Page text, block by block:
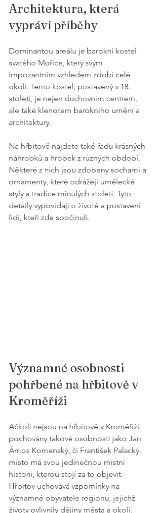
Architektura, která
vypráví příběhy
Dominantou areálu je barokní kostel
svatého Mořice, který svým
impozantním vzhledem zdobí celé
okolí. Tento kostel, postavený v 18.
století, je nejen duchovním centrem,
ale také klenotem barokního umění a
architektury.
Na hřbitově najdete také řadu krásných
náhrobků a hrobek z různých období.
Některé z nich jsou zdobeny sochami a
ornamenty, které odrážejí umělecké
styly a tradice minulých století. Tyto
detaily vypovídají o životě a postavení
lidí, kteří zde spočinuli.
Významné osobnosti
pohřbené na hřbitově v
Kroměříži
Ačkoli nejsou na hřbitově v Kroměříži
pochovány takové osobnosti jako Jan
Ámos Komenský, či František Palacký,
místo má svou jedinečnou místní
historii, kterou stojí za to objevit.
Hřbitov uchovává vzpomínky na
významné obyvatele regionu, jejichž
životy ovlivnily dějiny města a okolí.